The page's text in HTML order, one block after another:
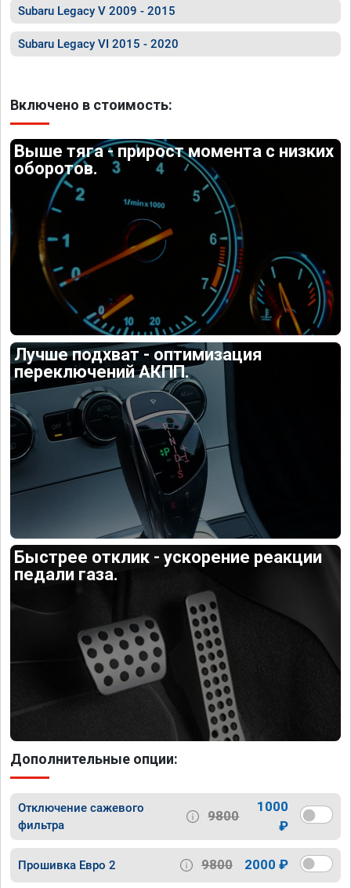
Subaru Legacy V 2009 - 2015
Subaru Legacy VI 2015 - 2020
Включено в стоимость:
Выше тяга - прирост момента с низких
оборотов.
Лучше подхват - оптимизация
переключений АКПП.
Быстрее отклик - ускорение реакции
педали газа.
Дополнительные опции:
Отключение сажевого
фильтра
9800
1000
₽
Прошивка Евро 2 9800 2000 ₽